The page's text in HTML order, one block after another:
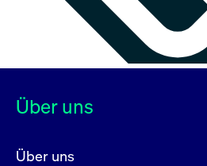
Über uns
Über uns